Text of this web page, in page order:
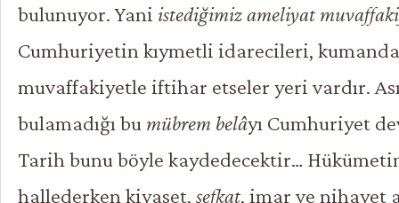
bulunuyor. Yani istediğimiz ameliyat
Cumhuriyetin kıymetli idarecileri,
muvaffakiyetle iftihar etseler yeri vardır.
bulamadığı bu mübrem belâyı Cumhuriyet
Tarih bunu böyle kaydedecektir…
hallederken kiyaset, şefkat, imar ve nihayet